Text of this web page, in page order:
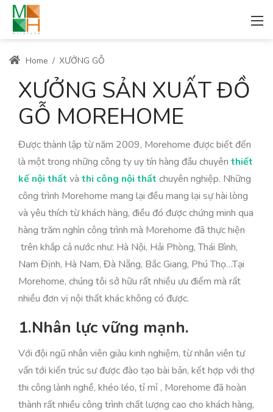
Home / XƯỞNG GỖ
XƯỞNG SẢN XUẤT ĐỒ
GỖ MOREHOME
Được thành lập từ năm 2009, Morehome được biết đến
là một trong những công ty uy tín hàng đầu chuyên thiết
kế nội thất và thi công nội thất chuyên nghiệp. Những
công trình Morehome mang lại đều mang lại sự hài lòng
và yêu thích từ khách hàng, điều đó được chứng minh qua
hàng trăm nghìn công trình mà Morehome đã thực hiện
trên khắp cả nước như: Hà Nội, Hải Phòng, Thái Bình,
Nam Định, Hà Nam, Đà Nẵng, Bắc Giang, Phú Thọ…Tại
Morehome, chúng tôi sở hữu rất nhiều ưu điểm mà rất
nhiều đơn vị nội thất khác không có được.
1.Nhân lực vững mạnh.
Với đội ngũ nhân viên giàu kinh nghiệm, từ nhân viên tư
vấn tới kiến trúc sư được đào tạo bài bản, kết hợp với thợ
thi công lành nghề, khéo léo, tỉ mỉ , Morehome đã hoàn
thành rất nhiều công trình chất lượng cao cho khách hàng,